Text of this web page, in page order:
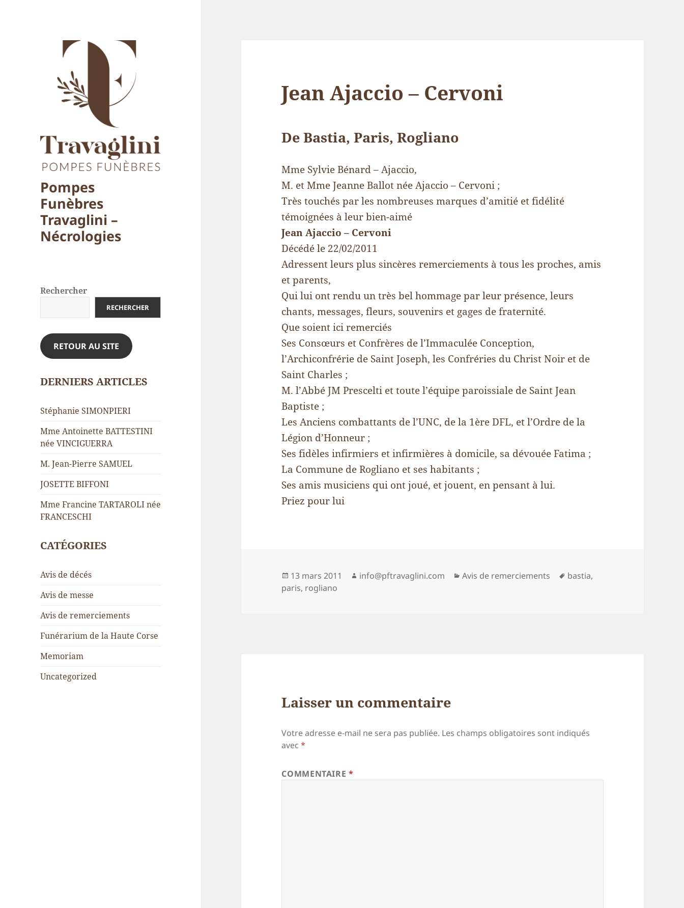
Pompes
Funèbres
Travaglini –
Nécrologies
Rechercher
RECHERCHER
RETOUR AU SITE
DERNIERS ARTICLES
Stéphanie SIMONPIERI
Mme Antoinette BATTESTINI
née VINCIGUERRA
M. Jean-Pierre SAMUEL
JOSETTE BIFFONI
Mme Francine TARTAROLI née
FRANCESCHI
CATÉGORIES
Avis de décés
Avis de messe
Avis de remerciements
Funérarium de la Haute Corse
Memoriam
Uncategorized
Jean Ajaccio – Cervoni
De Bastia, Paris, Rogliano
Mme Sylvie Bénard – Ajaccio,
M. et Mme Jeanne Ballot née Ajaccio – Cervoni ;
Très touchés par les nombreuses marques d’amitié et fidélité
témoignées à leur bien-aimé
Jean Ajaccio – Cervoni
Décédé le 22/02/2011
Adressent leurs plus sincères remerciements à tous les proches, amis
et parents,
Qui lui ont rendu un très bel hommage par leur présence, leurs
chants, messages, fleurs, souvenirs et gages de fraternité.
Que soient ici remerciés
Ses Consœurs et Confrères de l’Immaculée Conception,
l’Archiconfrérie de Saint Joseph, les Confréries du Christ Noir et de
Saint Charles ;
M. l’Abbé JM Prescelti et toute l’équipe paroissiale de Saint Jean
Baptiste ;
Les Anciens combattants de l’UNC, de la 1ère DFL, et l’Ordre de la
Légion d’Honneur ;
Ses fidèles infirmiers et infirmières à domicile, sa dévouée Fatima ;
La Commune de Rogliano et ses habitants ;
Ses amis musiciens qui ont joué, et jouent, en pensant à lui.
Priez pour lui
Publié
le
13 mars 2011 Auteur
info@pftravaglini.com Catégories
Avis de remerciements
Mots-
bastia,
paris, rogliano
Laisser un commentaire
Votre adresse e-mail ne sera pas publiée. Les champs obligatoires sont indiqués
avec*
COMMENTAIRE*